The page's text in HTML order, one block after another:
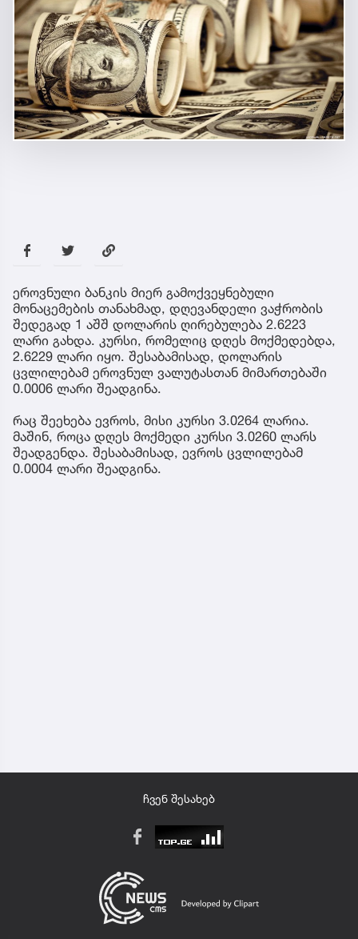
ეროვნული ბანკის მიერ გამოქვეყნებული
მონაცემების თანახმად, დღევანდელი ვაჭრობის
შედეგად 1 აშშ დოლარის ღირებულება 2.6223
ლარი გახდა. კურსი, რომელიც დღეს მოქმედებდა,
2.6229 ლარი იყო. შესაბამისად, დოლარის
ცვლილებამ ეროვნულ ვალუტასთან მიმართებაში
0.0006 ლარი შეადგინა.
რაც შეეხება ევროს, მისი კურსი 3.0264 ლარია.
მაშინ, როცა დღეს მოქმედი კურსი 3.0260 ლარს
შეადგენდა. შესაბამისად, ევროს ცვლილებამ
0.0004 ლარი შეადგინა.
ჩვენ შესახებ